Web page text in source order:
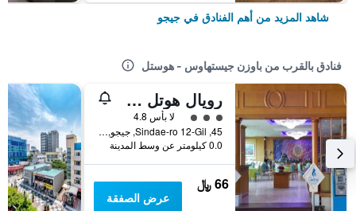
شاهد المزيد من أهم الفنادق في جيجو
فنادق بالقرب من باوزن جيستهاوس - هوستل
رويال هوتل جيجو
تقييم فئة 3لا بأس 4.8
45, Sindae-ro 12-Gil, جيجو, كوريا الجنوبية
0.0 كيلومتر عن وسط المدينة
66 ﷼
عرض الصفقة